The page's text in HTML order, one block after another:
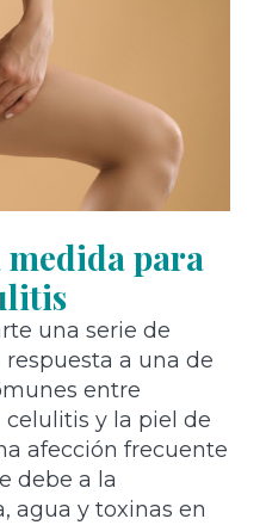
para
una serie de
a una de
entre
celulitis y la piel de
afección frecuente
debe a la
agua y toxinas en